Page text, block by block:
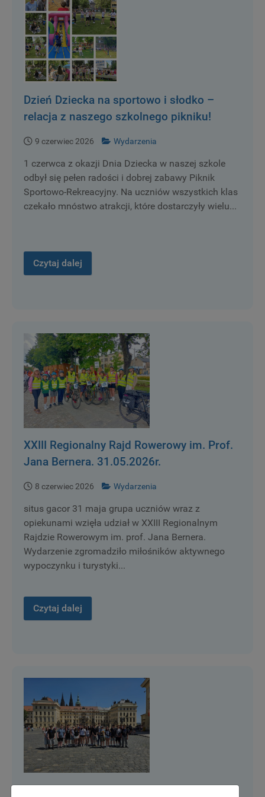
Dzień Dziecka na sportowo i słodko –
relacja z naszego szkolnego pikniku!
9 czerwiec 2026 Wydarzenia
1 czerwca z okazji Dnia Dziecka w naszej szkole
odbył się pełen radości i dobrej zabawy Piknik
Sportowo-Rekreacyjny. Na uczniów wszystkich klas
czekało mnóstwo atrakcji, które dostarczyły wielu...
Czytaj dalej
XXIII Regionalny Rajd Rowerowy im. Prof.
Jana Bernera. 31.05.2026r.
8 czerwiec 2026 Wydarzenia
situs gacor 31 maja grupa uczniów wraz z
opiekunami wzięła udział w XXIII Regionalnym
Rajdzie Rowerowym im. prof. Jana Bernera.
Wydarzenie zgromadziło miłośników aktywnego
wypoczynku i turystyki...
Czytaj dalej
Twierdza, Praga i Skalne Miasto: